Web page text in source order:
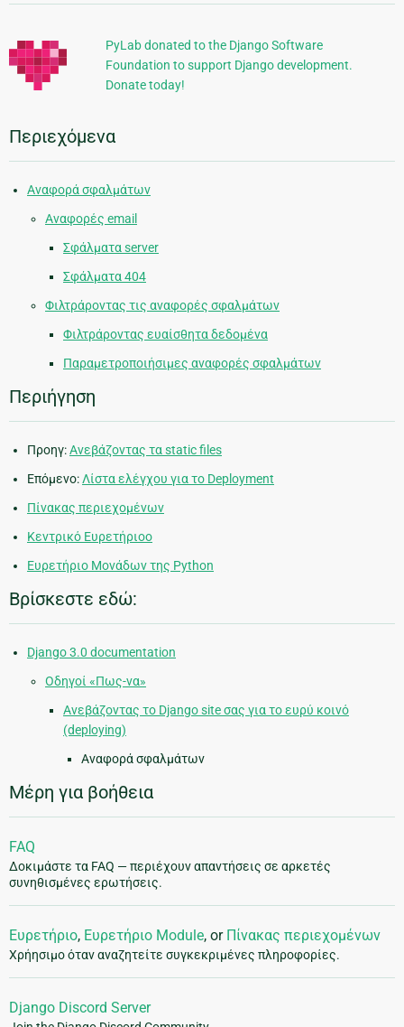
πληροφορίες
PyLab donated to the Django Software
Foundation to support Django development.
Donate today!
Περιεχόμενα
Αναφορά σφαλμάτων
Αναφορές email
Σφάλματα server
Σφάλματα 404
Φιλτράροντας τις αναφορές σφαλμάτων
Φιλτράροντας ευαίσθητα δεδομένα
Παραμετροποιήσιμες αναφορές σφαλμάτων
Περιήγηση
Προηγ:Ανεβάζοντας τα static files
Επόμενο:Λίστα ελέγχου για το Deployment
Πίνακας περιεχομένων
Κεντρικό Ευρετήριοο
Ευρετήριο Μονάδων της Python
Βρίσκεστε εδώ:
Django 3.0 documentation
Οδηγοί «Πως-να»
Ανεβάζοντας το Django site σας για το ευρύ κοινό
(deploying)
Αναφορά σφαλμάτων
Μέρη για βοήθεια
FAQ
Δοκιμάστε τα FAQ — περιέχουν απαντήσεις σε αρκετές
συνηθισμένες ερωτήσεις.
Ευρετήριο, Ευρετήριο Module, or Πίνακας περιεχομένων
Χρήησιμο όταν αναζητείτε συγκεκριμένες πληροφορίες.
Django Discord Server